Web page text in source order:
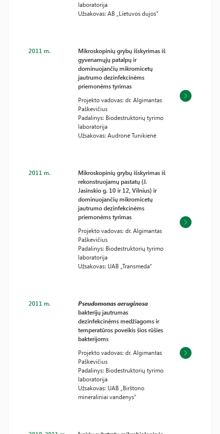
laboratorija
Užsakovas: AB „Lietuvos dujos“
2011 m.
Mikroskopinių grybų išskyrimas iš
gyvenamųjų patalpų ir
dominuojančių mikromicetų
jautrumo dezinfekcinėms
priemonėms tyrimas
Projekto vadovas: dr. Algimantas
Paškevičius
Padalinys: Biodestruktorių tyrimo
laboratorija
Užsakovas: Audronė Tunikienė
2011 m.
Mikroskopinių grybų išskyrimas iš
rekonstruojamų pastatų (J.
Jasinskio g. 10 ir 12, Vilnius) ir
dominuojančių mikromicetų
jautrumo dezinfekcinėms
priemonėms tyrimas
Projekto vadovas: dr. Algimantas
Paškevičius
Padalinys: Biodestruktorių tyrimo
laboratorija
Užsakovas: UAB „Transmeda“
2011 m.
Pseudomonas aeruginosa
bakterijų jautrumas
dezinfekcinėms medžiagoms ir
temperatūros poveikis šios rūšies
bakterijoms
Projekto vadovas: dr. Algimantas
Paškevičius
Padalinys: Biodestruktorių tyrimo
laboratorija
Užsakovas: UAB „Birštono
mineraliniai vandenys“